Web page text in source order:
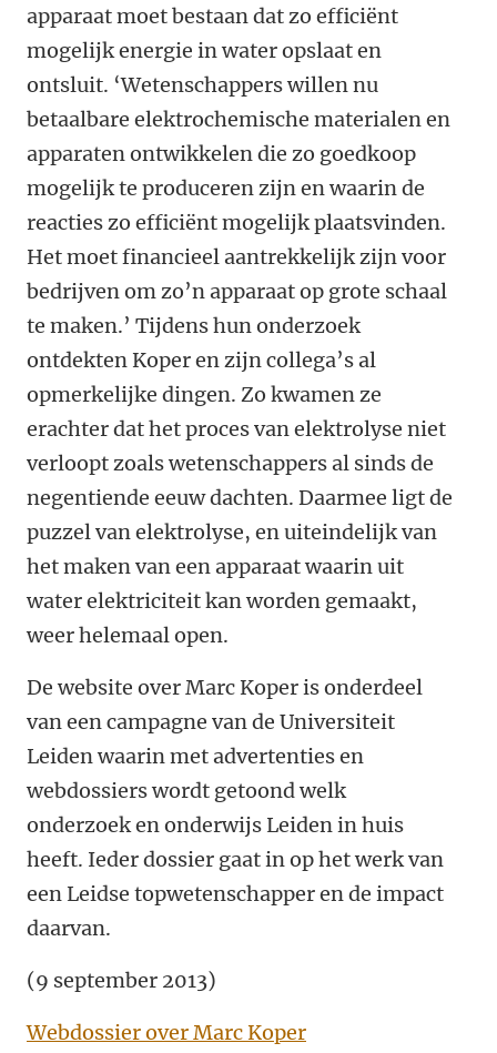
apparaat moet bestaan dat zo efficiënt
mogelijk energie in water opslaat en
ontsluit. ‘Wetenschappers willen nu
betaalbare elektrochemische materialen en
apparaten ontwikkelen die zo goedkoop
mogelijk te produceren zijn en waarin de
reacties zo efficiënt mogelijk plaatsvinden.
Het moet financieel aantrekkelijk zijn voor
bedrijven om zo’n apparaat op grote schaal
te maken.’ Tijdens hun onderzoek
ontdekten Koper en zijn collega’s al
opmerkelijke dingen. Zo kwamen ze
erachter dat het proces van elektrolyse niet
verloopt zoals wetenschappers al sinds de
negentiende eeuw dachten. Daarmee ligt de
puzzel van elektrolyse, en uiteindelijk van
het maken van een apparaat waarin uit
water elektriciteit kan worden gemaakt,
weer helemaal open.
De website over Marc Koper is onderdeel
van een campagne van de Universiteit
Leiden waarin met advertenties en
webdossiers wordt getoond welk
onderzoek en onderwijs Leiden in huis
heeft. Ieder dossier gaat in op het werk van
een Leidse topwetenschapper en de impact
daarvan.
(9 september 2013)
Webdossier over Marc Koper